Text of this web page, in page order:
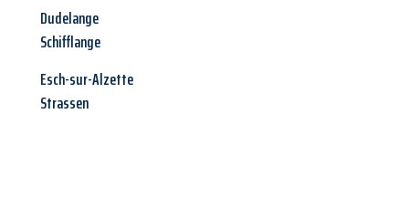
Dudelange
Schifflange
Esch-sur-Alzette
Strassen